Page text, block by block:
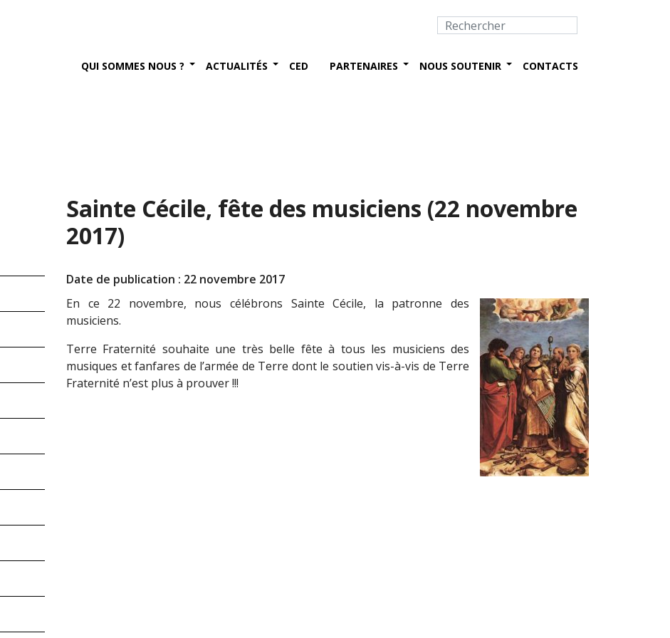
QUI SOMMES NOUS ? ACTUALITÉS CED PARTENAIRES NOUS SOUTENIR CONTACTS
Sainte Cécile, fête des musiciens (22 novembre
2017)
Date de publication : 22 novembre 2017
En ce 22 novembre, nous célébrons Sainte Cécile, la patronne des
musiciens.
Terre Fraternité souhaite une très belle fête à tous les musiciens des
musiques et fanfares de l’armée de Terre dont le soutien vis-à-vis de Terre
Fraternité n’est plus à prouver !!!